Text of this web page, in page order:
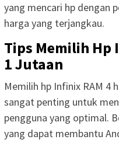
yang mencari hp dengan
harga yang terjangkau.
Tips Memilih Hp
1 Jutaan
Memilih hp Infinix RAM 4
sangat penting untuk
pengguna yang optimal.
yang dapat membantu